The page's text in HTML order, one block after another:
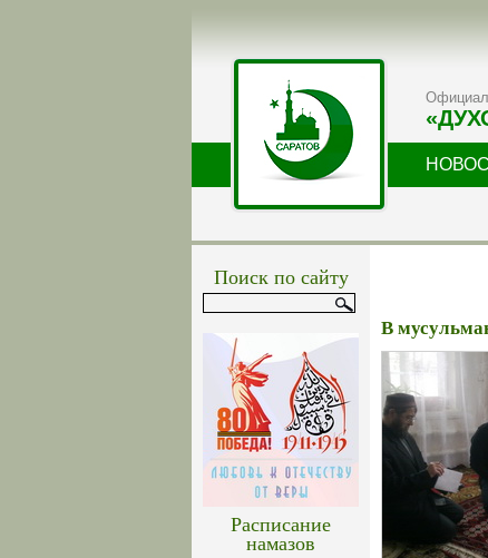
Поиск по сайту
Расписание
намазов
В